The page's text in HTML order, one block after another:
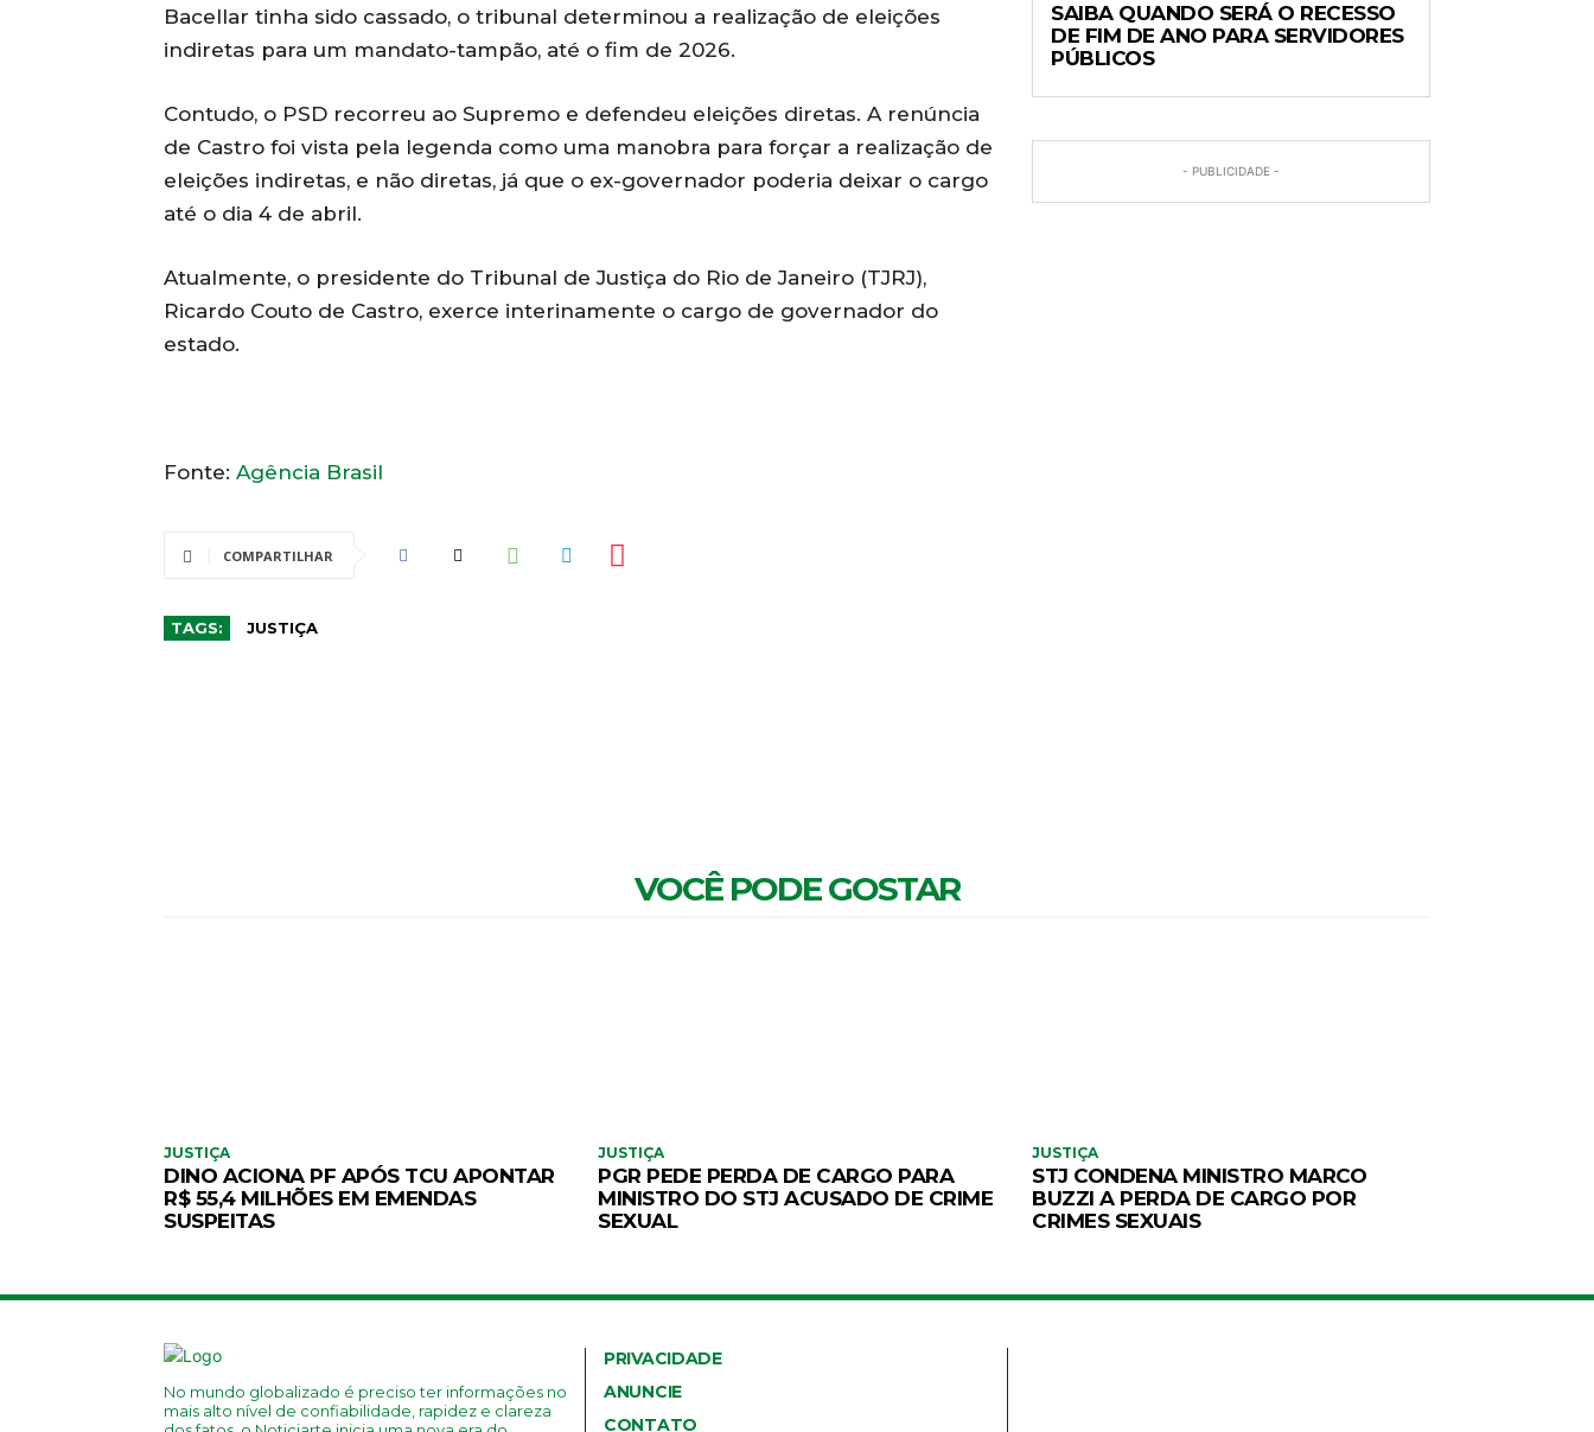
Bacellar tinha sido cassado, o tribunal determinou a realização de eleições
indiretas para um mandato-tampão, até o fim de 2026.
Contudo, o PSD recorreu ao Supremo e defendeu eleições diretas. A renúncia
de Castro foi vista pela legenda como uma manobra para forçar a realização de
eleições indiretas, e não diretas, já que o ex-governador poderia deixar o cargo
até o dia 4 de abril.
Atualmente, o presidente do Tribunal de Justiça do Rio de Janeiro (TJRJ),
Ricardo Couto de Castro, exerce interinamente o cargo de governador do
estado.
Fonte: Agência Brasil
COMPARTILHAR
TAGS: JUSTIÇA
SAIBA QUANDO SERÁ O RECESSO
DE FIM DE ANO PARA SERVIDORES
PÚBLICOS
- PUBLICIDADE -
VOCÊ PODE GOSTAR
JUSTIÇA
DINO ACIONA PF APÓS TCU APONTAR
R$ 55,4 MILHÕES EM EMENDAS
SUSPEITAS
JUSTIÇA
PGR PEDE PERDA DE CARGO PARA
MINISTRO DO STJ ACUSADO DE CRIME
SEXUAL
JUSTIÇA
STJ CONDENA MINISTRO MARCO
BUZZI A PERDA DE CARGO POR
CRIMES SEXUAIS
No mundo globalizado é preciso ter informações no
mais alto nível de confiabilidade, rapidez e clareza
PRIVACIDADE
ANUNCIE
CONTATO